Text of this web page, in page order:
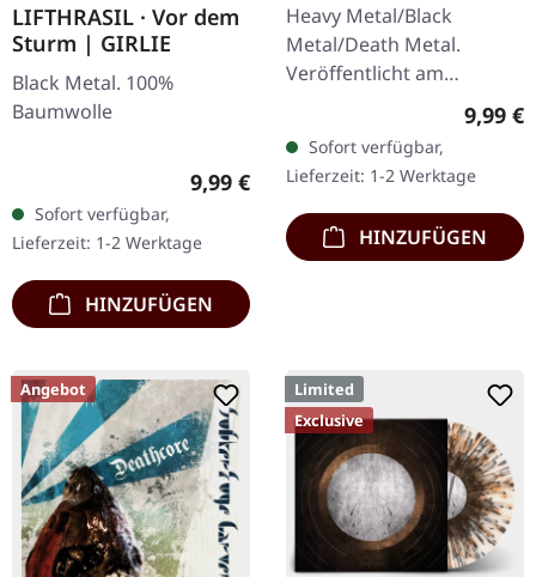
LIFTHRASIL · Vor dem
Sturm | GIRLIE
Black Metal. 100%
Baumwolle
Regulärer Preis:
9,99 €
Sofort verfügbar,
Lieferzeit: 1-2 Werktage
HINZUFÜGEN
Heavy Metal/Black
Metal/Death Metal.
Veröffentlicht am
19.01.2002, auf Supreme
Chaos Records. CD im
Jewelcase. Neuauflage mit
neuem Artwork,…
9,99 €
Sofort verfügbar,
Lieferzeit: 1-2 Werktage
HINZUFÜGEN
Angebot
Limited
Exclusive